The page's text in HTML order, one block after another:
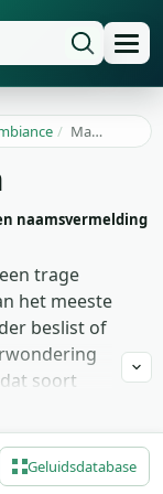
/ Maan
naamsvermelding
trage
het meeste
beslist of
soort
op
totale
wolven
Geluidsdatabase